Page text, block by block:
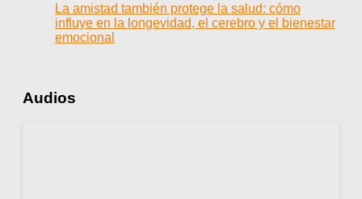
La amistad también protege la salud: cómo
influye en la longevidad, el cerebro y el bienestar
emocional
Audios